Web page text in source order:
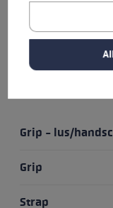
Grip - lus/
Grip
Strap